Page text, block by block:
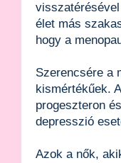
élet más
hogy a
Szerencsére a
kismértékűek.
progeszteron
depresszió
Azok a nők,